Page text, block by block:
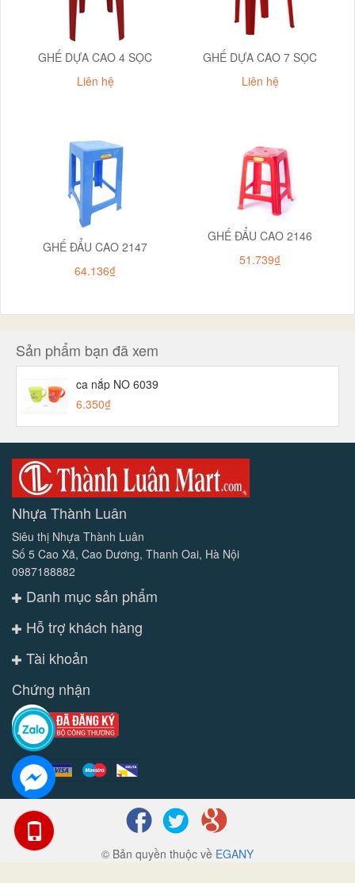
GHẾ DỰA CAO 4 SỌC
Liên hệ
GHẾ DỰA CAO 7 SỌC
Liên hệ
GHẾ ĐẨU CAO 2147
64.136₫
GHẾ ĐẨU CAO 2146
51.739₫
Sản phẩm bạn đã xem
ca nắp NO 6039
6.350₫
Nhựa Thành Luân
Siêu thị Nhựa Thành Luân
Số 5 Cao Xã, Cao Dương, Thanh Oai, Hà Nội
0987188882
Danh mục sản phẩm
Hỗ trợ khách hàng
Tài khoản
Chứng nhận
© Bản quyền thuộc về EGANY